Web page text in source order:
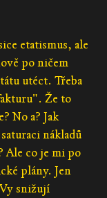
etatismus, ale
po ničem
utéct. Třeba
Že to
No a? Jak
nákladů
Ale co je mi po
plány. Jen
snižují